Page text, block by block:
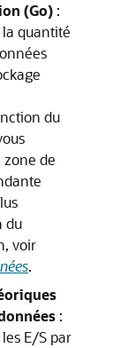
(Go) :
quantité
du
zone de
du
voir
.
:
E/S par